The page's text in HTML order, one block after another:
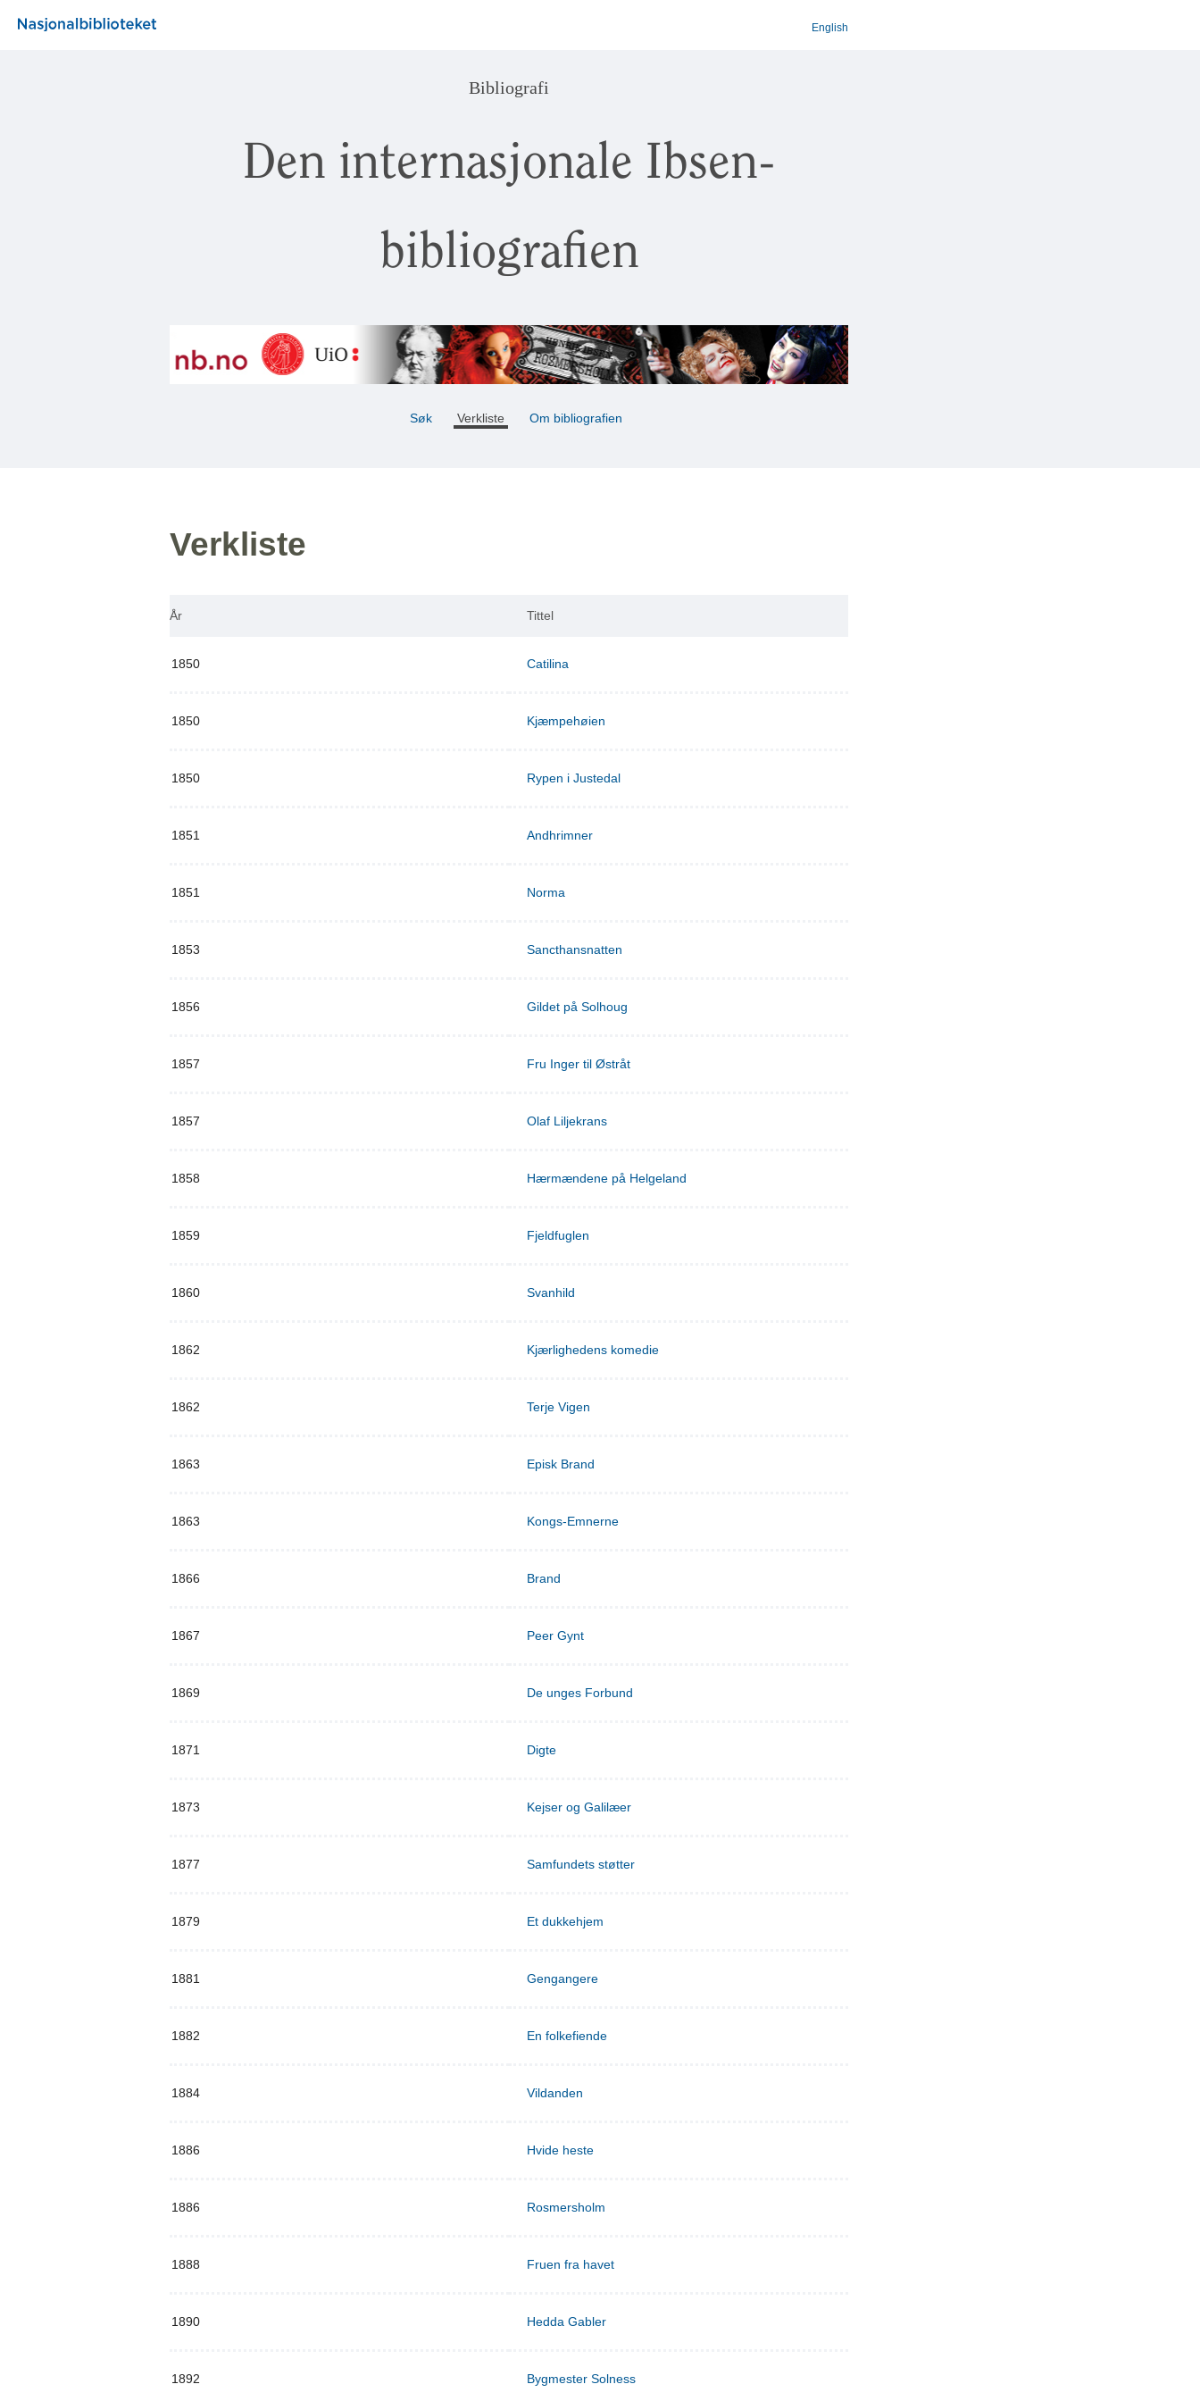
English
Bibliografi
Den internasjonale Ibsen-
bibliografien
Søk Verkliste Om bibliografien
Verkliste
År Tittel
1850 Catilina
1850 Kjæmpehøien
1850 Rypen i Justedal
1851 Andhrimner
1851 Norma
1853 Sancthansnatten
1856 Gildet på Solhoug
1857 Fru Inger til Østråt
1857 Olaf Liljekrans
1858 Hærmændene på Helgeland
1859 Fjeldfuglen
1860 Svanhild
1862 Kjærlighedens komedie
1862 Terje Vigen
1863 Episk Brand
1863 Kongs-Emnerne
1866 Brand
1867 Peer Gynt
1869 De unges Forbund
1871 Digte
1873 Kejser og Galilæer
1877 Samfundets støtter
1879 Et dukkehjem
1881 Gengangere
1882 En folkefiende
1884 Vildanden
1886 Hvide heste
1886 Rosmersholm
1888 Fruen fra havet
1890 Hedda Gabler
1892 Bygmester Solness